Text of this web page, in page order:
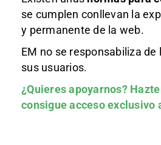
se cumplen conllevan la
y permanente de la web.
EM no se responsabiliza de
sus usuarios.
¿Quieres apoyarnos?
consigue acceso exclusivo